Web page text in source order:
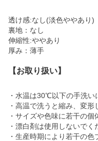
透け感:なし(淡色ややあり)
裏地：なし
伸縮性:ややあり
厚み：薄手
【お取り扱い】
・水温は30℃以下の手洗い
・高温で洗うと縮み、変形
・サイズや色味に若干の個
・漂白剤は使用しないでく
・生産時期により若干の